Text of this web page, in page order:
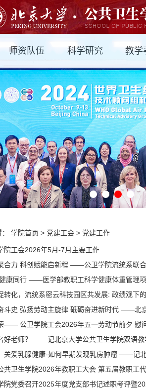
师资队伍 科学研究 教学
学院首页 > 党建工会 > 党建工作
院工会2026年5月-7月主要工作
合力 科创赋能启新程 ——公卫学院流统系联
康同行 ——医学部教职工科学健康体重管理
转化，流统系密云科技园区共发展: 政绩观下
斗史 弘扬劳动主旋律 砥砺奋进新时代 ——北
—— 公卫学院工会2026年五一劳动节前夕 慰
好老师？ ——记北京大学公共卫生学院双语教
关爱乳腺健康-如何早期发现乳房肿瘤 ——记
共卫生学院2026年教职工大会 第五届教职工
院党委召开2025年度党支部书记述职考评暨